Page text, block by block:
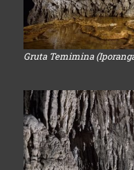
Gruta Temimina